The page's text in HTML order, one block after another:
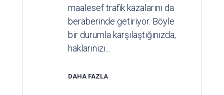
maalesef trafik kazalarını da
beraberinde getiriyor. Böyle
bir durumla karşılaştığınızda,
haklarınızı...
DAHA FAZLA